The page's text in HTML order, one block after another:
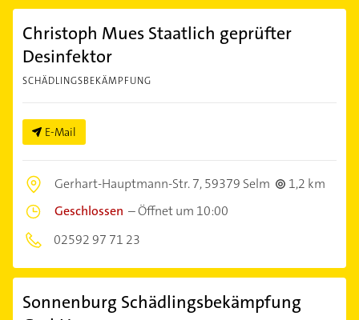
Christoph Mues Staatlich geprüfter
Desinfektor
SCHÄDLINGSBEKÄMPFUNG
E-Mail
Gerhart-Hauptmann-Str. 7,59379 Selm
1,2 km
Geschlossen –Öffnet um 10:00
02592 97 71 23
Sonnenburg Schädlingsbekämpfung